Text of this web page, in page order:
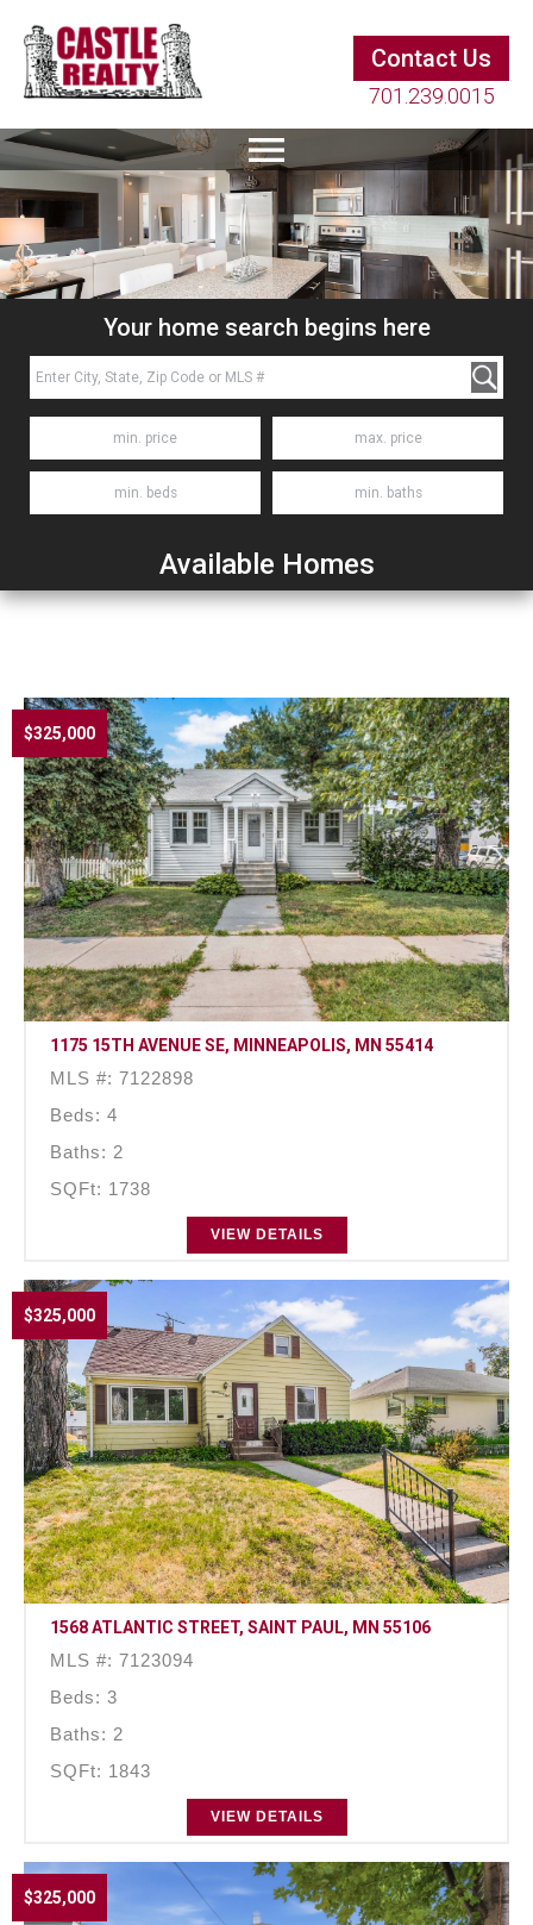
Contact Us
701.239.0015
Your home search begins here
Available Homes
$325,000
1175 15TH AVENUE SE, MINNEAPOLIS, MN 55414
MLS #: 7122898
Beds: 4
Baths: 2
SQFt: 1738
VIEW DETAILS
$325,000
1568 ATLANTIC STREET, SAINT PAUL, MN 55106
MLS #: 7123094
Beds: 3
Baths: 2
SQFt: 1843
VIEW DETAILS
$325,000